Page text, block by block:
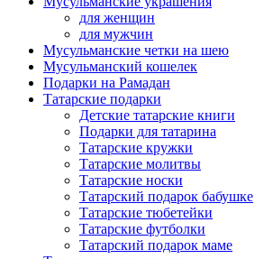
для женщин
для мужчин
Мусульманские четки на шею
Мусульманский кошелек
Подарки на Рамадан
Татарские подарки
Детские татарские книги
Подарки для татарина
Татарские кружки
Татарские молитвы
Татарские носки
Татарский подарок бабушке
Татарские тюбетейки
Татарские футболки
Татарский подарок маме